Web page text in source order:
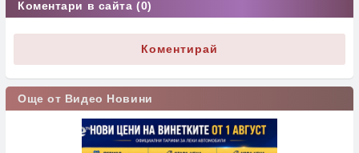
Коментари в сайта (0)
Коментирай
Още от Видео Новини